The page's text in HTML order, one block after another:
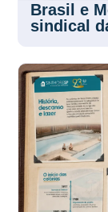
Brasil e
sindical